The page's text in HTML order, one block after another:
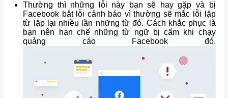
Thường thì những lỗi này bạn sẽ hay gặp và bị
Facebook bắt lỗi cảnh báo vì thường sẽ mắc lỗi lặp
từ lặp lại nhiều lần những từ đó. Cách khắc phục là
bạn nên hạn chế những từ ngữ bị cấm khi chạy
quảng cáo Facebook đó.